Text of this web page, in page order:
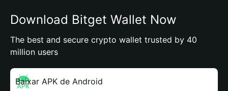
Download Bitget Wallet Now
The best and secure crypto wallet trusted by 40
million users
Baixar APK de Android